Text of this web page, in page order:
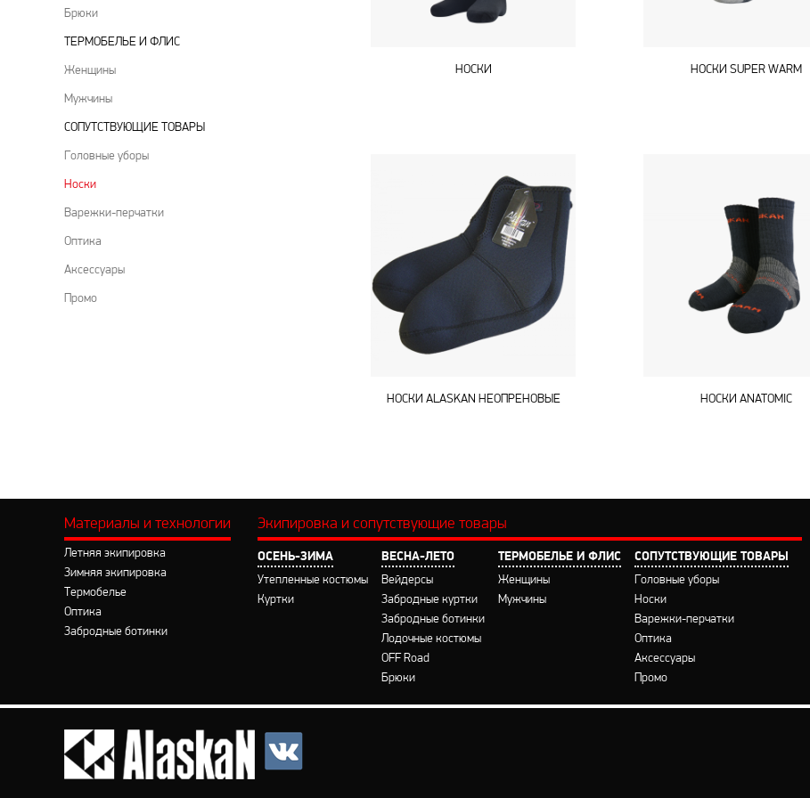
Брюки
ТЕРМОБЕЛЬЕ И ФЛИС
Женщины
Мужчины
CОПУТСТВУЮЩИЕ ТОВАРЫ
Головные уборы
Носки
Варежки-перчатки
Оптика
Аксессуары
Промо
НОСКИ НОСКИ SUPER WARM
НОСКИ ALASKAN НЕОПРЕНОВЫЕ НОСКИ ANATOMIC
Материалы и технологии
Летняя экипировка
Зимняя экипировка
Термобелье
Оптика
Забродные ботинки
Экипировка и сопутствующие товары
ОСЕНЬ-ЗИМА
Утепленные костюмы
Куртки
ВЕСНА-ЛЕТО
Вейдерсы
Забродные куртки
Забродные ботинки
Лодочные костюмы
OFF Road
Брюки
ТЕРМОБЕЛЬЕ И ФЛИС
Женщины
Мужчины
CОПУТСТВУЮЩИЕ ТОВАРЫ
Головные уборы
Носки
Варежки-перчатки
Оптика
Аксессуары
Промо